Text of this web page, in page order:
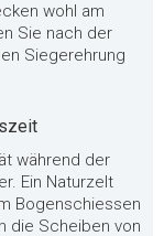
wohl am
Sie nach der
Siegerehrung
während der
Ein Naturzelt
Bogenschiessen
die Scheiben von